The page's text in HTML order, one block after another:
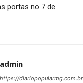
portas no 7 de
admin
https://diariopopularmg.com.br